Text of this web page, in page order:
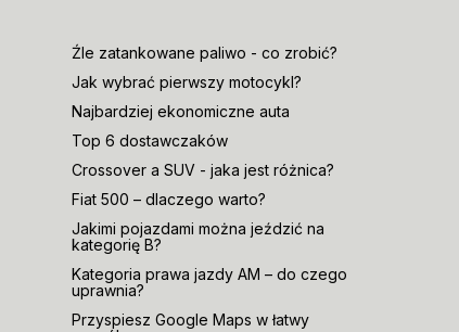
Źle zatankowane paliwo - co zrobić?
Jak wybrać pierwszy motocykl?
Najbardziej ekonomiczne auta
Top 6 dostawczaków
Crossover a SUV - jaka jest różnica?
Fiat 500 – dlaczego warto?
Jakimi pojazdami można jeździć na
kategorię B?
Kategoria prawa jazdy AM – do czego
uprawnia?
Przyspiesz Google Maps w łatwy